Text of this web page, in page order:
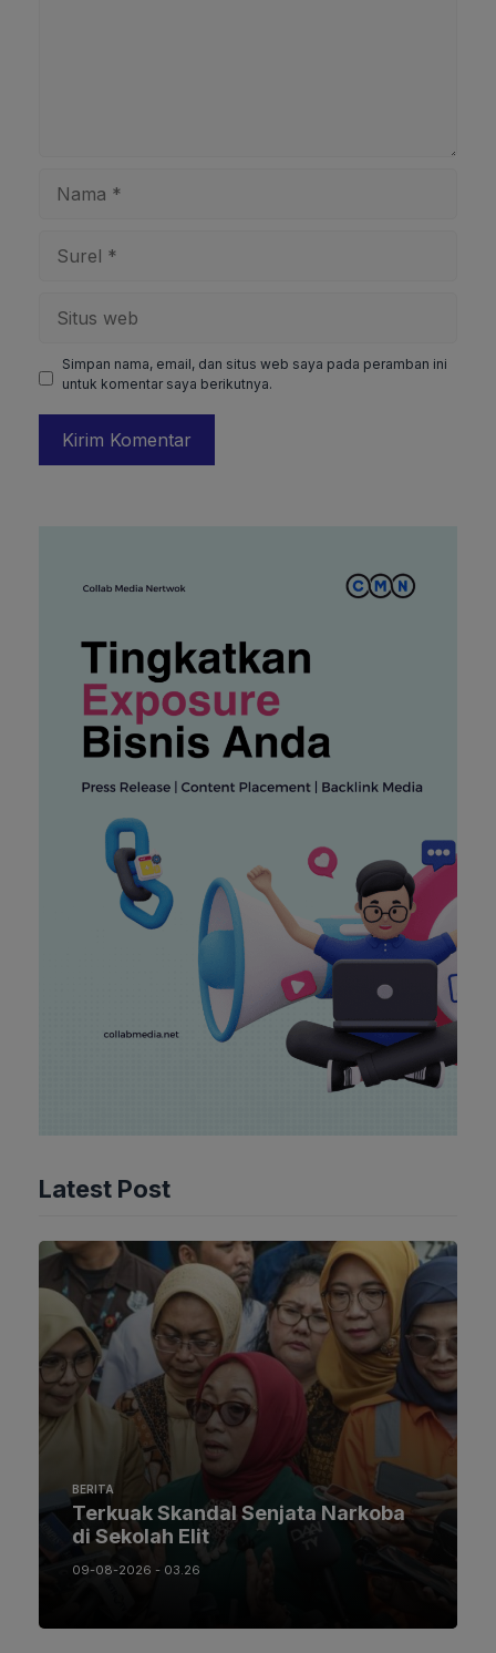
Simpan nama, email, dan situs web saya pada peramban ini
untuk komentar saya berikutnya.
Latest Post
BERITA
Terkuak Skandal Senjata Narkoba
di Sekolah Elit
09-08-2026 - 03.26